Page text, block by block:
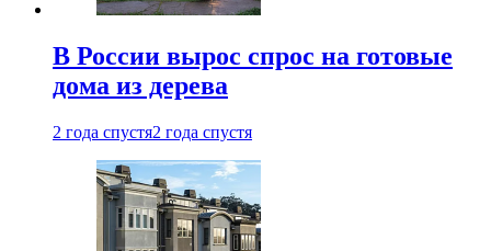
В России вырос спрос на готовые
дома из дерева
2 года спустя2 года спустя